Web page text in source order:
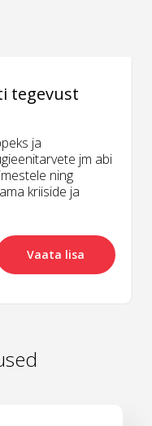
tegevust
ja
jm abi
ning
kriiside ja
Vaata lisa